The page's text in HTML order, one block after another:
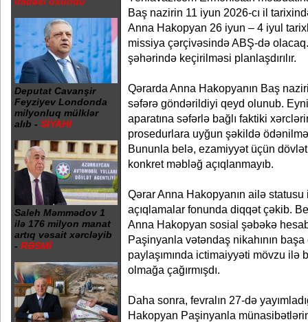
Deputat Cavanşir
Feyziyev Londonda
milyonluq mülklər
alıb - SİYAHI
Saleh Məmmədov 1
ilə 176 milyon manat
artıq vəsait xərcləyib
- RƏSMİ
Baş nazirin 11 iyun 2026-cı il
Anna Hakopyan 26 iyun – 4 iyul
missiya çərçivəsində ABŞ-də
şəhərində keçirilməsi planlaşdırılır.
Qərarda Anna Hakopyanın Baş
səfərə göndərildiyi qeyd olunub.
aparatına səfərlə bağlı faktiki
prosedurlara uyğun şəkildə
Bununla belə, ezamiyyət üçün
konkret məbləğ açıqlanmayıb.
Qərar Anna Hakopyanın ailə
açıqlamalar fonunda diqqət çəkib.
Anna Hakopyan sosial şəbəkə
Paşinyanla vətəndaş nikahının başa
paylaşımında ictimaiyyəti mövzu ilə
olmağa çağırmışdı.
Daha sonra, fevralın 27-də
Hakopyan Paşinyanla